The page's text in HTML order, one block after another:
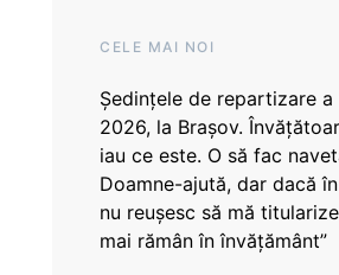
CELE MAI NOI
Ședințele de repartizare
2026, la Brașov.
iau ce este. O să fac
Doamne-ajută, dar dacă
nu reușesc să mă
mai rămân în învățământ”